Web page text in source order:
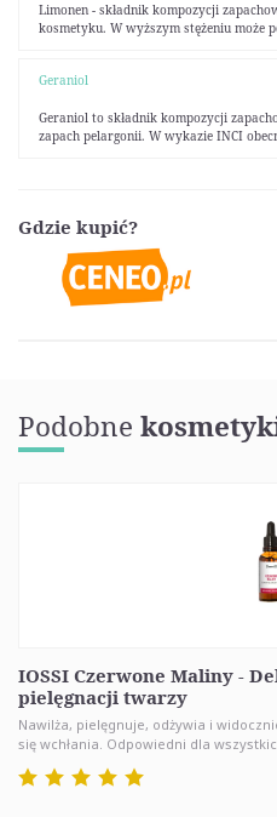
Limonen - składnik kompozycji
kosmetyku. W wyższym stężeniu może
Geraniol
Geraniol to składnik kompozycji
zapach pelargonii. W wykazie INCI
Gdzie kupić?
Podobne
IOSSI Czerwone Maliny -
pielęgnacji twarzy
Nawilża, pielęgnuje, odżywia i
się wchłania. Odpowiedni dla